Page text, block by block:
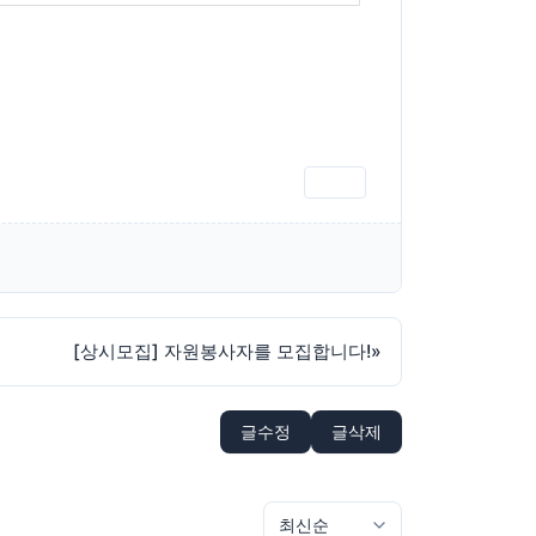
[상시모집] 자원봉사자를 모집합니다!»
글수정 글삭제